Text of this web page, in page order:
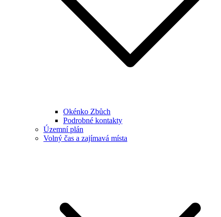
Okénko Zbůch
Podrobné kontakty
Územní plán
Volný čas a zajímavá místa